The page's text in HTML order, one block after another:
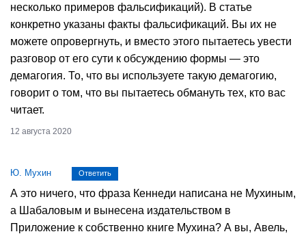
несколько примеров фальсификаций). В статье
конкретно указаны факты фальсификаций. Вы их не
можете опровергнуть, и вместо этого пытаетесь увести
разговор от его сути к обсуждению формы — это
демагогия. То, что вы используете такую демагогию,
говорит о том, что вы пытаетесь обмануть тех, кто вас
читает.
12 августа 2020
Ю. Мухин Ответить
А это ничего, что фраза Кеннеди написана не Мухиным,
а Шабаловым и вынесена издательством в
Приложение к собственно книге Мухина? А вы, Авель,